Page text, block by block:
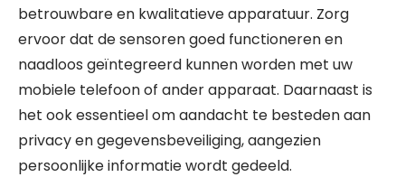
betrouwbare en kwalitatieve apparatuur. Zorg
ervoor dat de sensoren goed functioneren en
naadloos geïntegreerd kunnen worden met uw
mobiele telefoon of ander apparaat. Daarnaast is
het ook essentieel om aandacht te besteden aan
privacy en gegevensbeveiliging, aangezien
persoonlijke informatie wordt gedeeld.